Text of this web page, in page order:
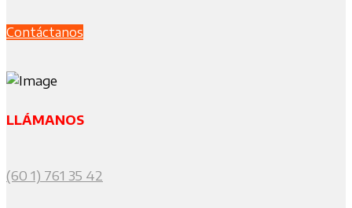
Contáctanos
LLÁMANOS
(60 1) 761 35 42